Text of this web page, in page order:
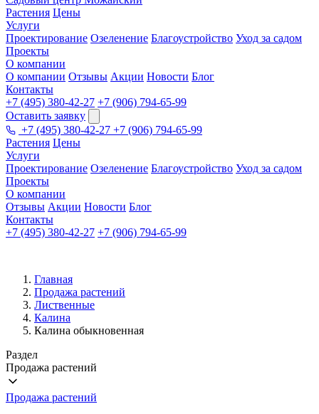
Растения Цены
Услуги
Проектирование Озеленение Благоустройство Уход за садом
Проекты
О компании
О компании Отзывы Акции Новости Блог
Контакты
+7 (495) 380-42-27 +7 (906) 794-65-99
Оставить заявку
+7 (495) 380-42-27 +7 (906) 794-65-99
Растения Цены
Услуги
Проектирование Озеленение Благоустройство Уход за садом
Проекты
О компании
Отзывы Акции Новости Блог
Контакты
+7 (495) 380-42-27 +7 (906) 794-65-99
Главная
Продажа растений
Лиственные
Калина
Калина обыкновенная
Раздел
Продажа растений
Продажа растений